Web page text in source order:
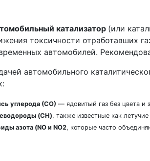
катализатор (или
токсичности отработавших
автомобилей.
автомобильного
углерода (СО) — ядовитый газ без цвета и
(CH), также известные как
азота (NO и NO2, которые часто